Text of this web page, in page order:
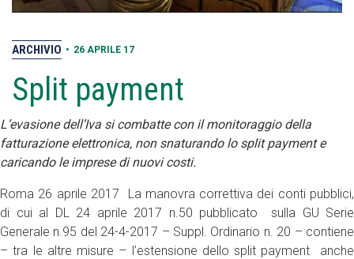
ARCHIVIO • 26 APRILE 17
Split payment
L’evasione dell’Iva si combatte con il monitoraggio della
fatturazione elettronica, non snaturando lo split payment e
caricando le imprese di nuovi costi.
Roma 26 aprile 2017 La manovra correttiva dei conti pubblici,
di cui al DL 24 aprile 2017 n.50 pubblicato sulla GU Serie
Generale n.95 del 24-4-2017 – Suppl. Ordinario n. 20 – contiene
– tra le altre misure – l’estensione dello split payment anche